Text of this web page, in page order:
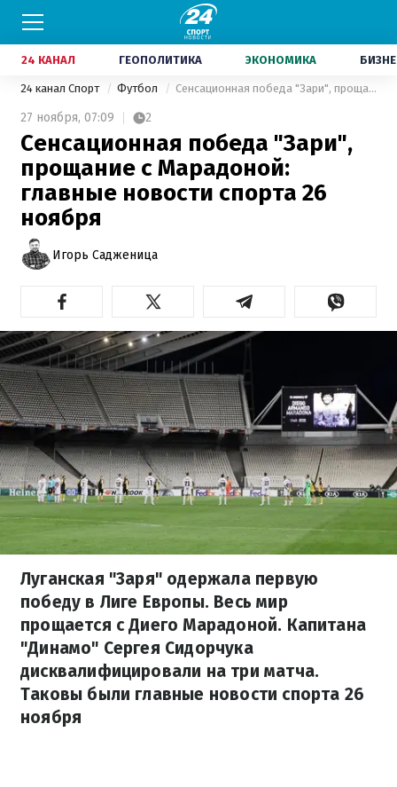
24 КАНАЛ ГЕОПОЛИТИКА ЭКОНОМИКА
24 канал Спорт Футбол Сенсационная победа "Зари", прощание с Марадоной: главные новости спорта 26 ноября
27 ноября, 07:09 2
Сенсационная победа "Зари",
прощание с Марадоной:
главные новости спорта 26
ноября
Игорь Садженица
Луганская "Заря" одержала первую
победу в Лиге Европы. Весь мир
прощается с Диего Марадоной. Капитана
"Динамо" Сергея Сидорчука
дисквалифицировали на три матча.
Таковы были главные новости спорта 26
ноября